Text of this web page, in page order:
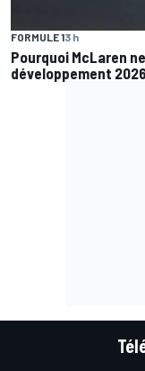
FORMULE 13 h
Pourquoi McLaren
développement 2026